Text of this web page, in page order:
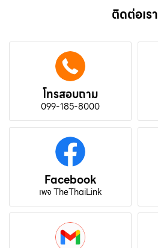
ติดต่อเรา
โทรสอบถาม
099-185-8000
Facebook
เพจ TheThaiLink